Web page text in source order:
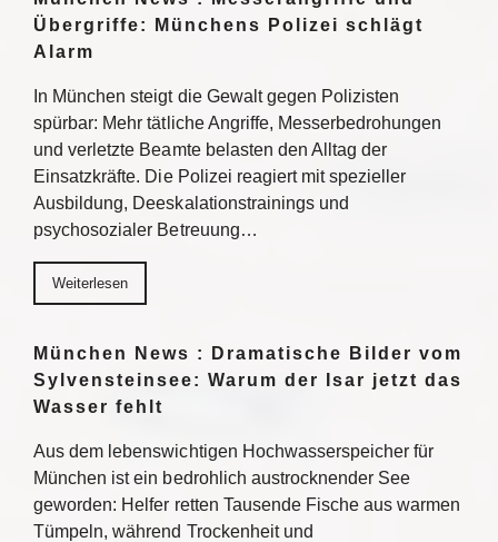
Übergriffe: Münchens Polizei schlägt
Alarm
In München steigt die Gewalt gegen Polizisten
spürbar: Mehr tätliche Angriffe, Messerbedrohungen
und verletzte Beamte belasten den Alltag der
Einsatzkräfte. Die Polizei reagiert mit spezieller
Ausbildung, Deeskalationstrainings und
psychosozialer Betreuung…
Weiterlesen
München News : Dramatische Bilder vom
Sylvensteinsee: Warum der Isar jetzt das
Wasser fehlt
Aus dem lebenswichtigen Hochwasserspeicher für
München ist ein bedrohlich austrocknender See
geworden: Helfer retten Tausende Fische aus warmen
Tümpeln, während Trockenheit und